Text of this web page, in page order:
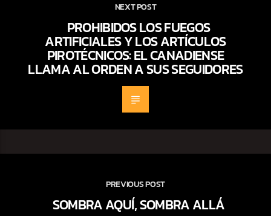
NEXT POST
PROHIBIDOS LOS FUEGOS
ARTIFICIALES Y LOS ARTÍCULOS
PIROTÉCNICOS: EL CANADIENSE
LLAMA AL ORDEN A SUS SEGUIDORES
PREVIOUS POST
SOMBRA AQUÍ, SOMBRA ALLÁ